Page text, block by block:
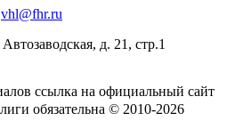
vhl@fhr.ru
д. 21, стр.1
ссылка на официальный сайт
обязательна © 2010-2026